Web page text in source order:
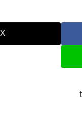
X